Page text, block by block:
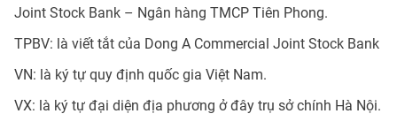
Joint Stock Bank – Ngân hàng TMCP Tiên Phong.
TPBV: là viết tắt của Dong A Commercial Joint Stock Bank
VN: là ký tự quy định quốc gia Việt Nam.
VX: là ký tự đại diện địa phương ở đây trụ sở chính Hà Nội.